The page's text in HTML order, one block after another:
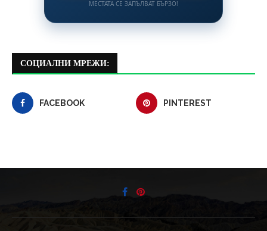
МЕСТАТА СЕ ЗАПЪЛВАТ БЪРЗО!
СОЦИАЛНИ МРЕЖИ:
FACEBOOK PINTEREST